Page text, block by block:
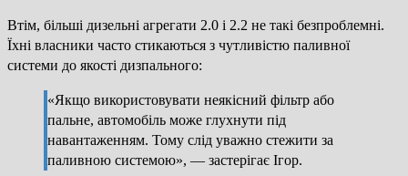
Втім, більші дизельні агрегати 2.0 і 2.2 не такі безпроблемні.
Їхні власники часто стикаються з чутливістю паливної
системи до якості дизпального:
«Якщо використовувати неякісний фільтр або
пальне, автомобіль може глухнути під
навантаженням. Тому слід уважно стежити за
паливною системою», — застерігає Ігор.